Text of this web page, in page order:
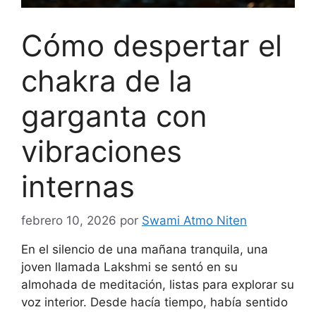
Cómo despertar el
chakra de la
garganta con
vibraciones
internas
febrero 10, 2026 por Swami Atmo Niten
En el silencio de una mañana tranquila, una
joven llamada Lakshmi se sentó en su
almohada de meditación, listas para explorar su
voz interior. Desde hacía tiempo, había sentido